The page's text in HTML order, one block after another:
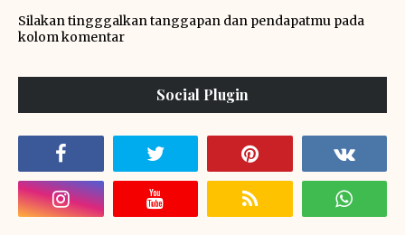
Silakan tingggalkan tanggapan dan pendapatmu pada
kolom komentar
Social Plugin